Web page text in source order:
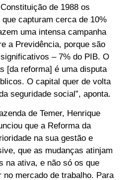
de 1988 os
capturam cerca de 10%
uma intensa campanha
a Previdência, porque são
– 7% do PIB. O
[da reforma] é uma disputa
O capital quer de volta
seguridade social”, aponta.
de Temer, Henrique
que a Reforma da
na sua gestão e
que as mudanças atinjam
na ativa, e não só os que
no mercado de trabalho. Para